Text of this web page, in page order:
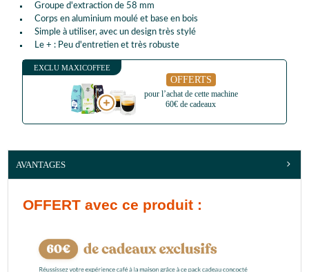
Groupe d'extraction de 58 mm
Corps en aluminium moulé et base en bois
Simple à utiliser, avec un design très stylé
Le + : Peu d'entretien et très robuste
EXCLU MAXICOFFEE
OFFERTS
pour l’achat de cette machine
60€ de cadeaux
AVANTAGES
OFFERT avec ce produit :